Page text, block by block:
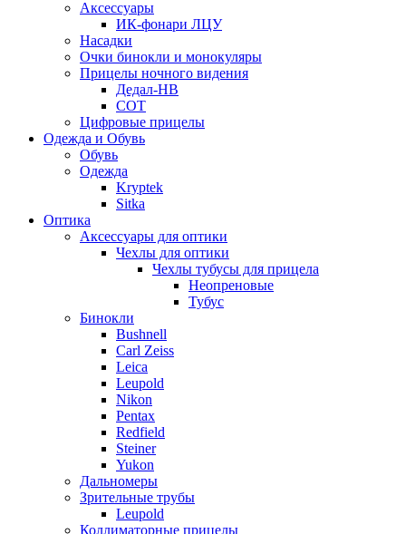
Аксессуары
ИК-фонари ЛЦУ
Насадки
Очки бинокли и монокуляры
Прицелы ночного видения
Дедал-НВ
СОТ
Цифровые прицелы
Одежда и Обувь
Обувь
Одежда
Kryptek
Sitka
Оптика
Аксессуары для оптики
Чехлы для оптики
Чехлы тубусы для прицела
Неопреновые
Тубус
Бинокли
Bushnell
Carl Zeiss
Leica
Leupold
Nikon
Pentax
Redfield
Steiner
Yukon
Дальномеры
Зрительные трубы
Leupold
Коллиматорные прицелы